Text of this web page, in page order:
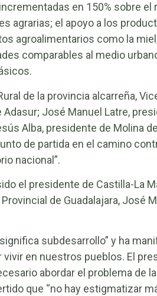
en 150% sobre el
agrarias; el apoyo a los
agroalimentarios como la
comparables al medio
de la provincia alcarreña,
José Manuel Latre,
Alba, presidente de Molina
de partida en el camino
nacional”.
el presidente de Castilla-La
de Guadalajara, José
subdesarrollo” y ha
vivir en nuestros pueblos. El
abordar el problema de
que “no hay estigmatizar